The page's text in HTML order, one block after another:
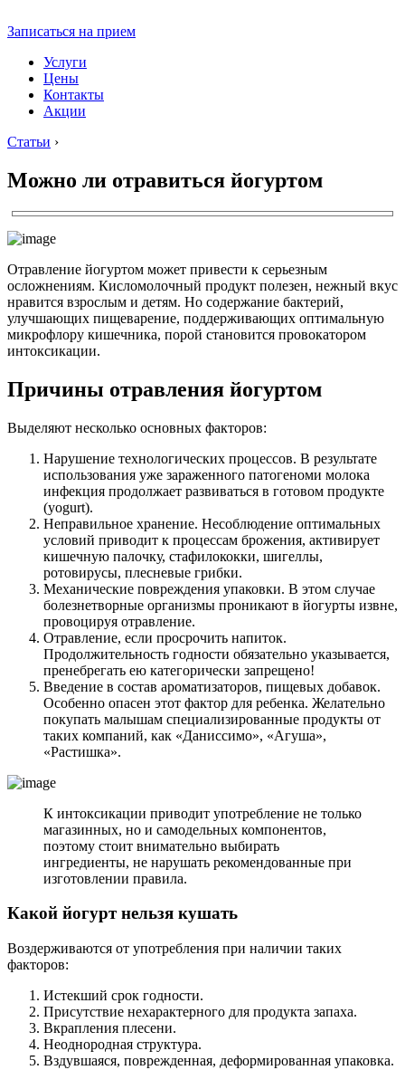
Записаться на прием
Услуги
Цены
Контакты
Акции
Статьи ›
Можно ли отравиться йогуртом
Отравление йогуртом может привести к серьезным
осложнениям. Кисломолочный продукт полезен, нежный вкус
нравится взрослым и детям. Но содержание бактерий,
улучшающих пищеварение, поддерживающих оптимальную
микрофлору кишечника, порой становится провокатором
интоксикации.
Причины отравления йогуртом
Выделяют несколько основных факторов:
Нарушение технологических процессов. В результате
использования уже зараженного патогеноми молока
инфекция продолжает развиваться в готовом продукте
(yogurt).
Неправильное хранение. Несоблюдение оптимальных
условий приводит к процессам брожения, активирует
кишечную палочку, стафилококки, шигеллы,
ротовирусы, плесневые грибки.
Механические повреждения упаковки. В этом случае
болезнетворные организмы проникают в йогурты извне,
провоцируя отравление.
Отравление, если просрочить напиток.
Продолжительность годности обязательно указывается,
пренебрегать ею категорически запрещено!
Введение в состав ароматизаторов, пищевых добавок.
Особенно опасен этот фактор для ребенка. Желательно
покупать малышам специализированные продукты от
таких компаний, как «Даниссимо», «Агуша»,
«Растишка».
К интоксикации приводит употребление не только
магазинных, но и самодельных компонентов,
поэтому стоит внимательно выбирать
ингредиенты, не нарушать рекомендованные при
изготовлении правила.
Какой йогурт нельзя кушать
Воздерживаются от употребления при наличии таких
факторов:
Истекший срок годности.
Присутствие нехарактерного для продукта запаха.
Вкрапления плесени.
Неоднородная структура.
Вздувшаяся, поврежденная, деформированная упаковка.